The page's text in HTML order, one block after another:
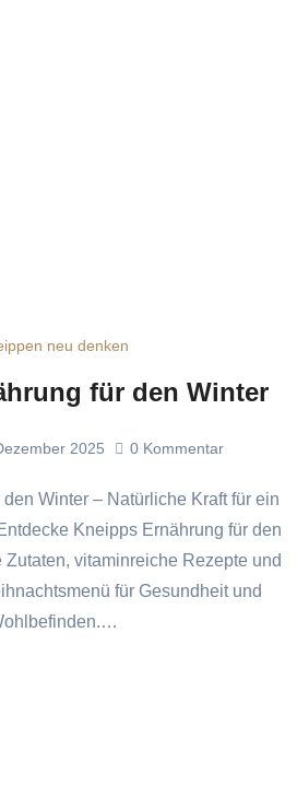
neu denken
für den Winter
2025 0 Kommentar
Kneipps Ernährung für den
vitaminreiche Rezepte und
für Gesundheit und